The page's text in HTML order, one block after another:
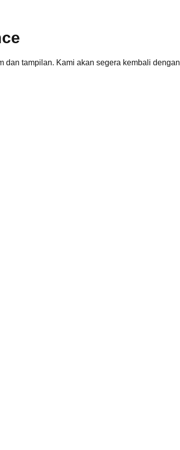
dan tampilan. Kami akan segera kembali dengan